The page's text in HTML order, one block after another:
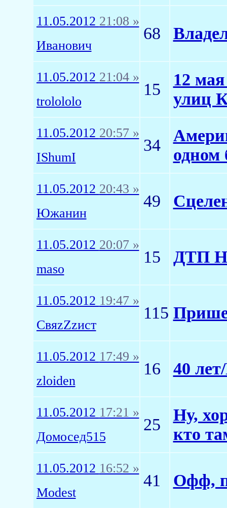
11.05.2012 21:08 »
Иванович
68
11.05.2012 21:04 »
trolololo
15
12
улиц
11.05.2012 20:57 »
IShumI
34
одном
11.05.2012 20:43 »
Южанин
49
11.05.2012 20:07 »
maso
15 ДТП
11.05.2012 19:47 »
СвяzZzист
115
11.05.2012 17:49 »
zloiden
16 40
11.05.2012 17:21 »
Домосед515
25
Ну,
кто
11.05.2012 16:52 »
Modest
41 Офф,